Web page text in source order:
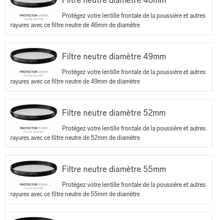
Protégez votre lentille frontale de la poussière et autres
rayures avec ce filtre neutre de 46mm de diamètre
Filtre neutre diamètre 49mm
Protégez votre lentille frontale de la poussière et autres
rayures avec ce filtre neutre de 49mm de diamètre
Filtre neutre diamètre 52mm
Protégez votre lentille frontale de la poussière et autres
rayures avec ce filtre neutre de 52mm de diamètre
Filtre neutre diamètre 55mm
Protégez votre lentille frontale de la poussière et autres
rayures avec ce filtre neutre de 55mm de diamètre